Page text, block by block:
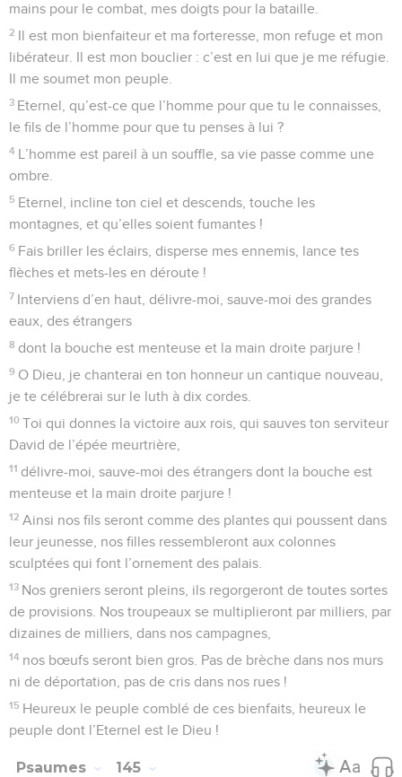
mains pour le combat, mes doigts pour la bataille.
2 Il est mon bienfaiteur et ma forteresse, mon refuge et mon
libérateur. Il est mon bouclier : c’est en lui que je me réfugie.
Il me soumet mon peuple.
3 Eternel, qu’est-ce que l’homme pour que tu le connaisses,
le fils de l’homme pour que tu penses à lui ?
4 L’homme est pareil à un souffle, sa vie passe comme une
ombre.
5 Eternel, incline ton ciel et descends, touche les
montagnes, et qu’elles soient fumantes !
6 Fais briller les éclairs, disperse mes ennemis, lance tes
flèches et mets-les en déroute !
7 Interviens d’en haut, délivre-moi, sauve-moi des grandes
eaux, des étrangers
8 dont la bouche est menteuse et la main droite parjure !
9 O Dieu, je chanterai en ton honneur un cantique nouveau,
je te célébrerai sur le luth à dix cordes.
10 Toi qui donnes la victoire aux rois, qui sauves ton serviteur
David de l’épée meurtrière,
11 délivre-moi, sauve-moi des étrangers dont la bouche est
menteuse et la main droite parjure !
12 Ainsi nos fils seront comme des plantes qui poussent dans
leur jeunesse, nos filles ressembleront aux colonnes
sculptées qui font l’ornement des palais.
13 Nos greniers seront pleins, ils regorgeront de toutes sortes
de provisions. Nos troupeaux se multiplieront par milliers, par
dizaines de milliers, dans nos campagnes,
14 nos bœufs seront bien gros. Pas de brèche dans nos murs
ni de déportation, pas de cris dans nos rues !
15 Heureux le peuple comblé de ces bienfaits, heureux le
peuple dont l’Eternel est le Dieu !
Psaumes 145